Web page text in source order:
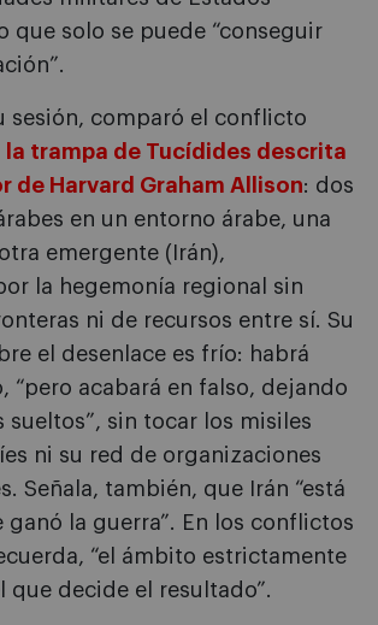
que solo se puede “conseguir
sesión, comparó el conflicto
la trampa de Tucídides descrita
de Harvard Graham Allison: dos
en un entorno árabe, una
emergente (Irán),
la hegemonía regional sin
ni de recursos entre sí. Su
el desenlace es frío: habrá
“pero acabará en falso, dejando
sueltos”, sin tocar los misiles
ni su red de organizaciones
Señala, también, que Irán “está
ganó la guerra”. En los conflictos
“el ámbito estrictamente
que decide el resultado”.